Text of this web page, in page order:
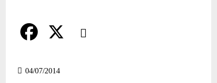
Comparteix
a 04/07/2014